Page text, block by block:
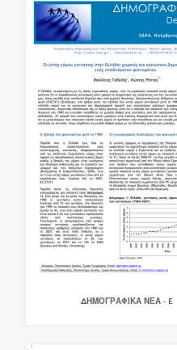
ΔΗΜΟΓΡΑΦΙΚΑ ΝΕΑ - E